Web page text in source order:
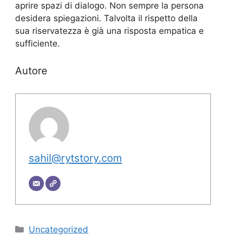
aprire spazi di dialogo. Non sempre la persona
desidera spiegazioni. Talvolta il rispetto della
sua riservatezza è già una risposta empatica e
sufficiente.
Autore
sahil@rytstory.com
Categorie
Uncategorized